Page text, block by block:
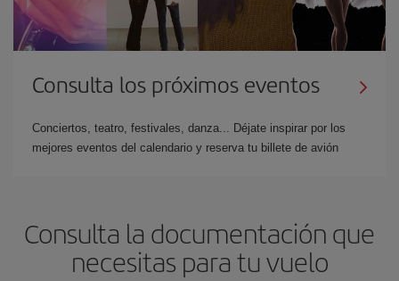
Consulta los próximos eventos
Conciertos, teatro, festivales, danza... Déjate inspirar por los
mejores eventos del calendario y reserva tu billete de avión
Consulta la documentación que
necesitas para tu vuelo